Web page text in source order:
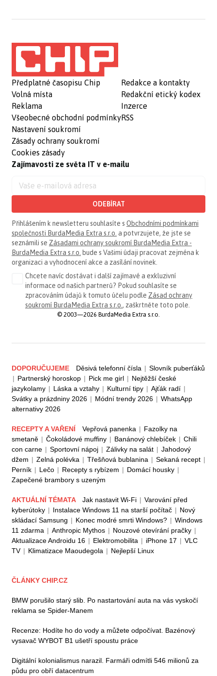
Předplatné časopisu Chip
Volná místa
Reklama
Všeobecné obchodní podmínky
Nastavení soukromí
Zásady ochrany soukromí
Cookies zásady
Redakce a kontakty
Redakční etický kodex
Inzerce
RSS
Zajímavosti ze světa IT v e-mailu
ODEBÍRAT
Přihlášením k newsletteru souhlasíte s Obchodními podmínkami
společnosti BurdaMedia Extra s.r.o. a potvrzujete, že jste se
seznámili se Zásadami ochrany soukromí BurdaMedia Extra -
BurdaMedia Extra s.r.o. bude s Vašimi údaji pracovat zejména k
organizaci a vyhodnocení akce a zasílání novinek.
Chcete navíc dostávat i další zajímavé a exkluzivní
informace od našich partnerů? Pokud souhlasíte se
zpracováním údajů k tomuto účelu podle Zásad ochrany
soukromí BurdaMedia Extra s.r.o. , zaškrtněte toto pole.
© 2003—2026 BurdaMedia Extra s.r.o.
DOPORUČUJEME Děsivá telefonní čísla | Slovník puberťáků
| Partnerský horoskop | Pick me girl | Nejtěžší české
jazykolamy | Láska a vztahy | Kulturní tipy | Ajťák radí |
Svátky a prázdniny 2026 | Módní trendy 2026 | WhatsApp
alternativy 2026
RECEPTY A VAŘENÍ Vepřová panenka | Fazolky na
smetaně | Čokoládové muffiny | Banánový chlebíček | Chili
con carne | Sportovní nápoj | Zálivky na salát | Jahodový
džem | Zelná polévka | Třešňová bublanina | Sekaná recept |
Perník | Lečo | Recepty s rybízem | Domácí housky |
Zapečené brambory s uzeným
AKTUÁLNÍ TÉMATA Jak nastavit Wi-Fi | Varování před
kyberútoky | Instalace Windows 11 na starší počítač | Nový
skládací Samsung | Konec modré smrti Windows? | Windows
11 zdarma | Anthropic Mythos | Nouzové otevírání pračky |
Aktualizace Androidu 16 | Elektromobilita | iPhone 17 | VLC
TV | Klimatizace Maoudegola | Nejlepší Linux
ČLÁNKY CHIP.CZ
BMW porušilo starý slib. Po nastartování auta na vás vyskočí
reklama se Spider-Manem
Recenze: Hodíte ho do vody a můžete odpočívat. Bazénový
vysavač WYBOT B1 ušetří spoustu práce
Digitální kolonialismus narazil. Farmáři odmítli 546 milionů za
půdu pro obří datacentrum